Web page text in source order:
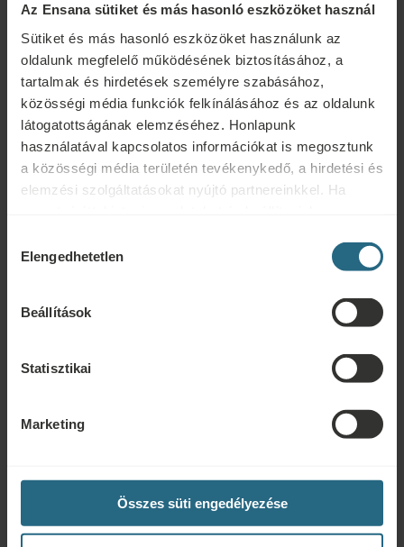
Az Ensana sütiket és más hasonló eszközöket használ
Sütiket és más hasonló eszközöket használunk az
oldalunk megfelelő működésének biztosításához, a
tartalmak és hirdetések személyre szabásához,
közösségi média funkciók felkínálásához és az oldalunk
látogatottságának elemzéséhez. Honlapunk
használatával kapcsolatos információkat is megosztunk
a közösségi média területén tevékenykedő, a hirdetési és
elemzési szolgáltatásokat nyújtó partnereinkkel. Ha
eszközöket, kérjük, folytassa a "Részletek" gombra
kattintva.
kiválasztása
Elengedhetetlen
Beállítások
Statisztikai
Marketing
Összes süti engedélyezése
Kérdések
Ensana szállodáinkkal vagy szolgáltatásainkkal kapcsolatos kérdéseivel
forduljon hozzánk bizalommal. A hűségprogramunkkal kapcsolatos
hűségprogramunkhoz további kedvezményekért, előnyökért, vagy
egyszerűen csak hírlevelet szeretne kapni az összes hírről, kattintson ide.
Ajánlatkérés
legjobb ajánlatot készíthessük Önnek. Szívesen megosztunk minden további